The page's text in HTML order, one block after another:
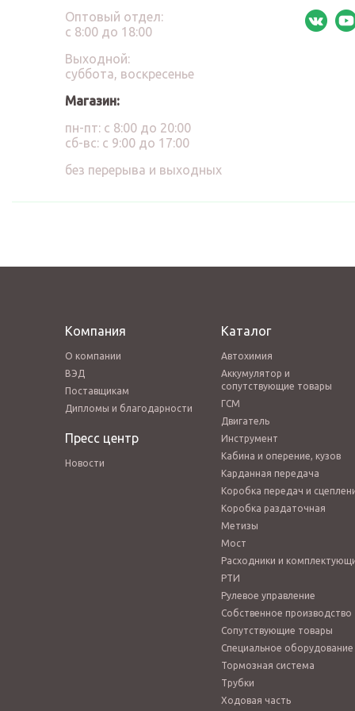
Оптовый отдел:
с 8:00 до 18:00
Выходной:
суббота, воскресенье
Магазин:
пн-пт: с 8:00 до 20:00
сб-вс: с 9:00 до 17:00
без перерыва и выходных
Компания
О компании
ВЭД
Поставщикам
Дипломы и благодарности
Пресс центр
Новости
Каталог
Автохимия
Аккумулятор и
сопутствующие товары
ГСМ
Двигатель
Инструмент
Кабина и оперение, кузов
Карданная передача
Коробка передач и
Коробка раздаточная
Метизы
Мост
Расходники и
РТИ
Рулевое управление
Собственное производство
Сопутствующие товары
Специальное оборудование
Тормозная система
Трубки
Ходовая часть